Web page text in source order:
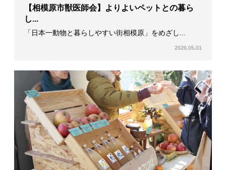
【相模原市獣医師会】よりよいペットとの暮ら
し...
「日本一動物と暮らしやすい街相模原」をめざし...
2026.05.01